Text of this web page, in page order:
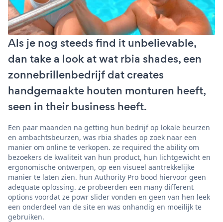
Als je nog steeds find it unbelievable,
dan take a look at wat rbia shades, een
zonnebrillenbedrijf dat creates
handgemaakte houten monturen heeft,
seen in their business heeft.
Een paar maanden na getting hun bedrijf op lokale beurzen
en ambachtsbeurzen, was rbia shades op zoek naar een
manier om online te verkopen. ze required the ability om
bezoekers de kwaliteit van hun product, hun lichtgewicht en
ergonomische ontwerpen, op een visueel aantrekkelijke
manier te laten zien. hun Authority Pro bood hiervoor geen
adequate oplossing. ze probeerden een many different
options voordat ze powr slider vonden en geen van hen leek
een onderdeel van de site en was onhandig en moeilijk te
gebruiken.